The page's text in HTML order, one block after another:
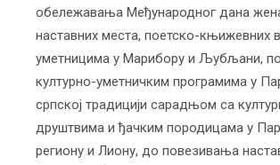
обележавања Међународног дана
наставних места, поетско-књижевних
уметницима у Марибору и Љубљани,
културно-уметничким програмима у
српској традицији сарадњом са
друштвима и ђачким породицама у
региону и Лиону, до повезивања